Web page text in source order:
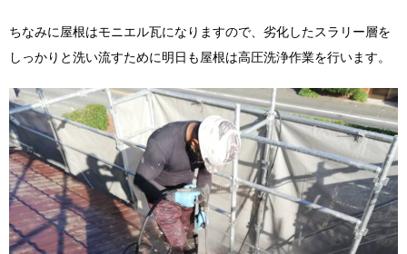
ちなみに屋根はモニエル瓦になりますので、劣化したスラリー層を
しっかりと洗い流すために明日も屋根は高圧洗浄作業を行います。